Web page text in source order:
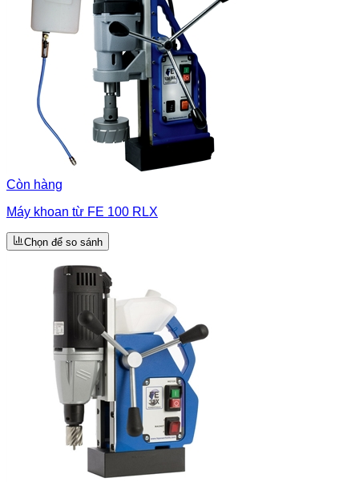
Còn hàng
Máy khoan từ FE 100 RLX
Chọn để so sánh